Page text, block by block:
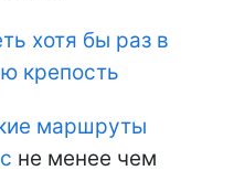
хотя бы раз в
крепость
маршруты
не менее чем